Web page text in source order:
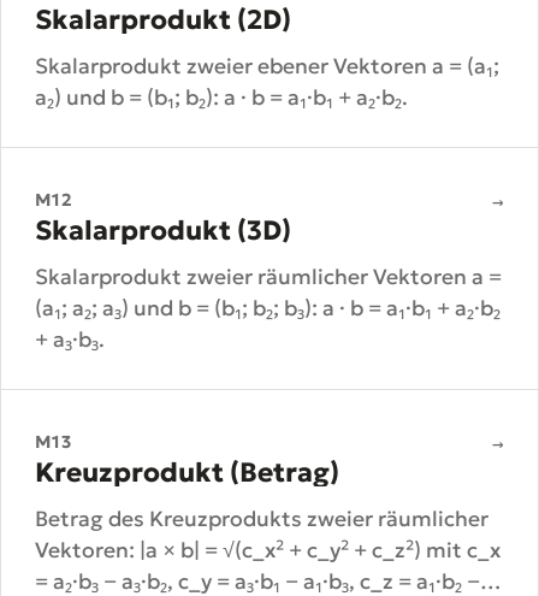
Skalarprodukt (2D)
Skalarprodukt zweier ebener Vektoren a = (a₁;
a₂) und b = (b₁; b₂): a · b = a₁·b₁ + a₂·b₂.
M12 →
Skalarprodukt (3D)
Skalarprodukt zweier räumlicher Vektoren a =
(a₁; a₂; a₃) und b = (b₁; b₂; b₃): a · b = a₁·b₁ + a₂·b₂
+ a₃·b₃.
M13 →
Kreuzprodukt (Betrag)
Betrag des Kreuzprodukts zweier räumlicher
Vektoren: |a × b| = √(c_x² + c_y² + c_z²) mit c_x
= a₂·b₃ − a₃·b₂, c_y = a₃·b₁ − a₁·b₃, c_z = a₁·b₂ −